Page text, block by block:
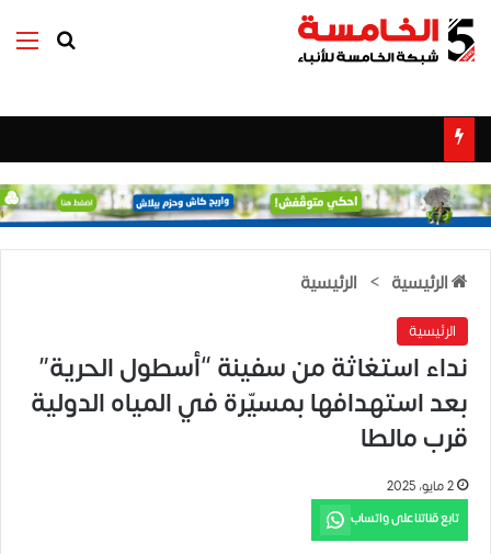
بحث عن
الرئيسية > الرئيسية
الرئيسية
نداء استغاثة من سفينة “أسطول الحرية”
بعد استهدافها بمسيّرة في المياه الدولية
قرب مالطا
2 مايو، 2025
تابع قناتنا على واتساب